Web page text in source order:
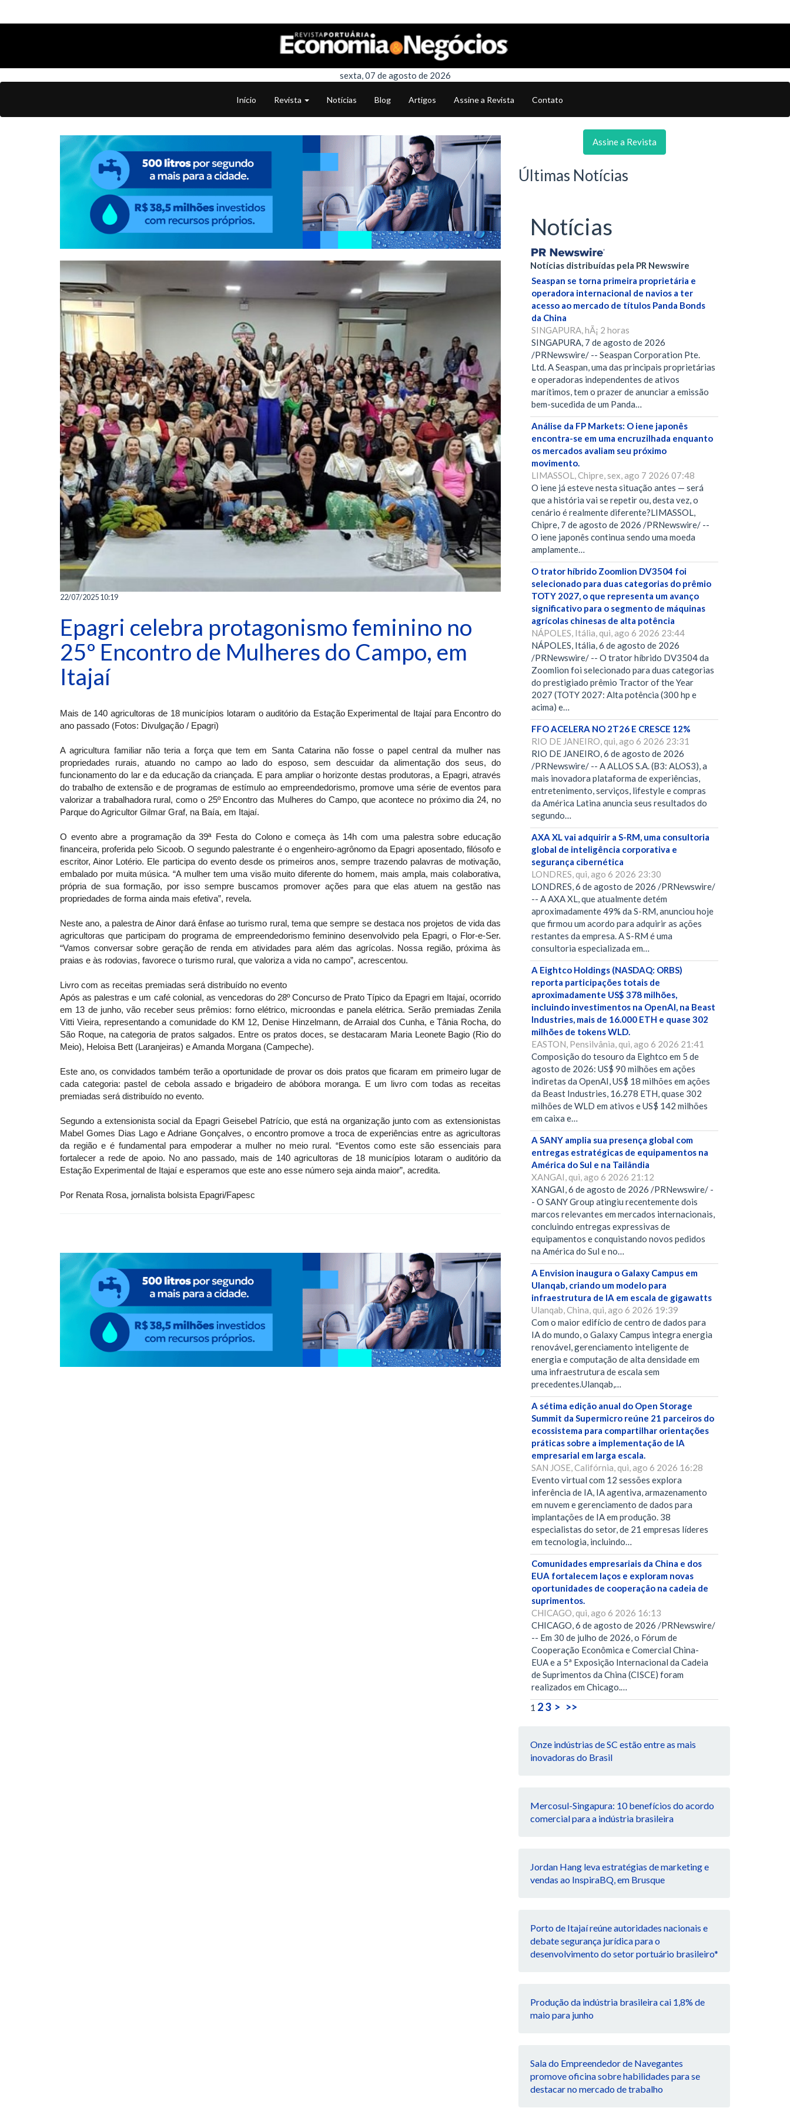
sexta, 07 de agosto de 2026
Início Revista Notícias Blog Artigos Assine a Revista Contato
22/07/2025 10:19
Epagri celebra protagonismo feminino no
25º Encontro de Mulheres do Campo, em
Itajaí
Mais de 140 agricultoras de 18 municípios lotaram o auditório da Estação Experimental de Itajaí para Encontro do
ano passado (Fotos: Divulgação / Epagri)
A agricultura familiar não teria a força que tem em Santa Catarina não fosse o papel central da mulher nas
propriedades rurais, atuando no campo ao lado do esposo, sem descuidar da alimentação dos seus, do
funcionamento do lar e da educação da criançada. E para ampliar o horizonte destas produtoras, a Epagri, através
do trabalho de extensão e de programas de estímulo ao empreendedorismo, promove uma série de eventos para
valorizar a trabalhadora rural, como o 25º Encontro das Mulheres do Campo, que acontece no próximo dia 24, no
Parque do Agricultor Gilmar Graf, na Baía, em Itajaí.
O evento abre a programação da 39ª Festa do Colono e começa às 14h com uma palestra sobre educação
financeira, proferida pelo Sicoob. O segundo palestrante é o engenheiro-agrônomo da Epagri aposentado, filósofo e
escritor, Ainor Lotério. Ele participa do evento desde os primeiros anos, sempre trazendo palavras de motivação,
embalado por muita música. “A mulher tem uma visão muito diferente do homem, mais ampla, mais colaborativa,
própria de sua formação, por isso sempre buscamos promover ações para que elas atuem na gestão nas
propriedades de forma ainda mais efetiva”, revela.
Neste ano, a palestra de Ainor dará ênfase ao turismo rural, tema que sempre se destaca nos projetos de vida das
agricultoras que participam do programa de empreendedorismo feminino desenvolvido pela Epagri, o Flor-e-Ser.
“Vamos conversar sobre geração de renda em atividades para além das agrícolas. Nossa região, próxima às
praias e às rodovias, favorece o turismo rural, que valoriza a vida no campo”, acrescentou.
Livro com as receitas premiadas será distribuído no evento
Após as palestras e um café colonial, as vencedoras do 28º Concurso de Prato Típico da Epagri em Itajaí, ocorrido
em 13 de junho, vão receber seus prêmios: forno elétrico, microondas e panela elétrica. Serão premiadas Zenila
Vitti Vieira, representando a comunidade do KM 12, Denise Hinzelmann, de Arraial dos Cunha, e Tânia Rocha, do
São Roque, na categoria de pratos salgados. Entre os pratos doces, se destacaram Maria Leonete Bagio (Rio do
Meio), Heloisa Bett (Laranjeiras) e Amanda Morgana (Campeche).
Este ano, os convidados também terão a oportunidade de provar os dois pratos que ficaram em primeiro lugar de
cada categoria: pastel de cebola assado e brigadeiro de abóbora moranga. E um livro com todas as receitas
premiadas será distribuído no evento.
Segundo a extensionista social da Epagri Geisebel Patrício, que está na organização junto com as extensionistas
Mabel Gomes Dias Lago e Adriane Gonçalves, o encontro promove a troca de experiências entre as agricultoras
da região e é fundamental para empoderar a mulher no meio rural. “Eventos como este são essenciais para
fortalecer a rede de apoio. No ano passado, mais de 140 agricultoras de 18 municípios lotaram o auditório da
Estação Experimental de Itajaí e esperamos que este ano esse número seja ainda maior”, acredita.
Por Renata Rosa, jornalista bolsista Epagri/Fapesc
Assine a Revista
Últimas Notícias
Notícias
Notícias distribuídas pela PR Newswire
Seaspan se torna primeira proprietária e
operadora internacional de navios a ter
acesso ao mercado de títulos Panda Bonds
da China
SINGAPURA, hÃ¡ 2 horas
SINGAPURA, 7 de agosto de 2026
/PRNewswire/ -- Seaspan Corporation Pte.
Ltd. A Seaspan, uma das principais proprietárias
e operadoras independentes de ativos
marítimos, tem o prazer de anunciar a emissão
bem-sucedida de um Panda…
Análise da FP Markets: O iene japonês
encontra-se em uma encruzilhada enquanto
os mercados avaliam seu próximo
movimento.
LIMASSOL, Chipre, sex, ago 7 2026 07:48
O iene já esteve nesta situação antes — será
que a história vai se repetir ou, desta vez, o
cenário é realmente diferente?LIMASSOL,
Chipre, 7 de agosto de 2026 /PRNewswire/ --
O iene japonês continua sendo uma moeda
amplamente…
O trator híbrido Zoomlion DV3504 foi
selecionado para duas categorias do prêmio
TOTY 2027, o que representa um avanço
significativo para o segmento de máquinas
agrícolas chinesas de alta potência
NÁPOLES, Itália, qui, ago 6 2026 23:44
NÁPOLES, Itália, 6 de agosto de 2026
/PRNewswire/ -- O trator híbrido DV3504 da
Zoomlion foi selecionado para duas categorias
do prestigiado prêmio Tractor of the Year
2027 (TOTY 2027: Alta potência (300 hp e
acima) e…
FFO ACELERA NO 2T26 E CRESCE 12%
RIO DE JANEIRO, qui, ago 6 2026 23:31
RIO DE JANEIRO, 6 de agosto de 2026
/PRNewswire/ -- A ALLOS S.A. (B3: ALOS3), a
mais inovadora plataforma de experiências,
entretenimento, serviços, lifestyle e compras
da América Latina anuncia seus resultados do
segundo…
AXA XL vai adquirir a S-RM, uma consultoria
global de inteligência corporativa e
segurança cibernética
LONDRES, qui, ago 6 2026 23:30
LONDRES, 6 de agosto de 2026 /PRNewswire/
-- A AXA XL, que atualmente detém
aproximadamente 49% da S-RM, anunciou hoje
que firmou um acordo para adquirir as ações
restantes da empresa. A S-RM é uma
consultoria especializada em…
A Eightco Holdings (NASDAQ: ORBS)
reporta participações totais de
aproximadamente US$ 378 milhões,
incluindo investimentos na OpenAI, na Beast
Industries, mais de 16.000 ETH e quase 302
milhões de tokens WLD.
EASTON, Pensilvânia, qui, ago 6 2026 21:41
Composição do tesouro da Eightco em 5 de
agosto de 2026: US$ 90 milhões em ações
indiretas da OpenAI, US$ 18 milhões em ações
da Beast Industries, 16.278 ETH, quase 302
milhões de WLD em ativos e US$ 142 milhões
em caixa e…
A SANY amplia sua presença global com
entregas estratégicas de equipamentos na
América do Sul e na Tailândia
XANGAI, qui, ago 6 2026 21:12
XANGAI, 6 de agosto de 2026 /PRNewswire/ -
- O SANY Group atingiu recentemente dois
marcos relevantes em mercados internacionais,
concluindo entregas expressivas de
equipamentos e conquistando novos pedidos
na América do Sul e no…
A Envision inaugura o Galaxy Campus em
Ulanqab, criando um modelo para
infraestrutura de IA em escala de gigawatts
Ulanqab, China, qui, ago 6 2026 19:39
Com o maior edifício de centro de dados para
IA do mundo, o Galaxy Campus integra energia
renovável, gerenciamento inteligente de
energia e computação de alta densidade em
uma infraestrutura de escala sem
precedentes.Ulanqab,…
A sétima edição anual do Open Storage
Summit da Supermicro reúne 21 parceiros do
ecossistema para compartilhar orientações
práticas sobre a implementação de IA
empresarial em larga escala.
SAN JOSE, Califórnia, qui, ago 6 2026 16:28
Evento virtual com 12 sessões explora
inferência de IA, IA agentiva, armazenamento
em nuvem e gerenciamento de dados para
implantações de IA em produção. 38
especialistas do setor, de 21 empresas líderes
em tecnologia, incluindo…
Comunidades empresariais da China e dos
EUA fortalecem laços e exploram novas
oportunidades de cooperação na cadeia de
suprimentos.
CHICAGO, qui, ago 6 2026 16:13
CHICAGO, 6 de agosto de 2026 /PRNewswire/
-- Em 30 de julho de 2026, o Fórum de
Cooperação Econômica e Comercial China-
EUA e a 5ª Exposição Internacional da Cadeia
de Suprimentos da China (CISCE) foram
realizados em Chicago.…
1 23 > >>
Onze indústrias de SC estão entre as mais
inovadoras do Brasil
Mercosul-Singapura: 10 benefícios do acordo
comercial para a indústria brasileira
Jordan Hang leva estratégias de marketing e
vendas ao InspiraBQ, em Brusque
Porto de Itajaí reúne autoridades nacionais e
debate segurança jurídica para o
desenvolvimento do setor portuário brasileiro*
Produção da indústria brasileira cai 1,8% de
maio para junho
Sala do Empreendedor de Navegantes
promove oficina sobre habilidades para se
destacar no mercado de trabalho